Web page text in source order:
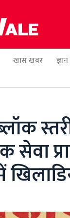
खास खबर ज्ञान
सेवा
में